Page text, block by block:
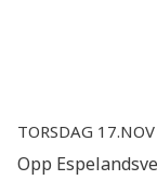
Torsdag 17.nov
Opp